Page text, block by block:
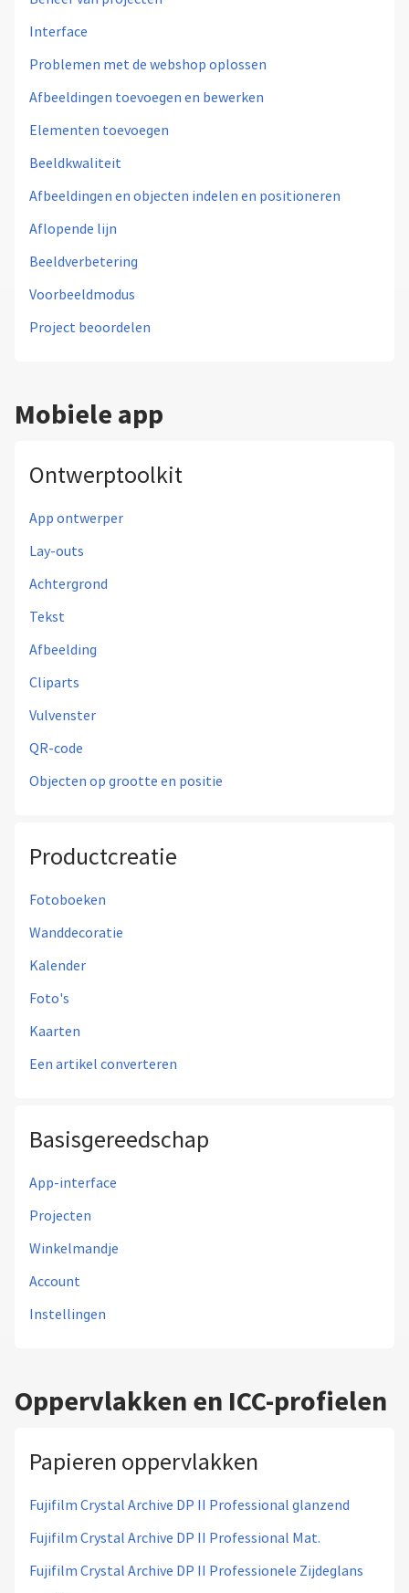
Interface
Problemen met de webshop oplossen
Afbeeldingen toevoegen en bewerken
Elementen toevoegen
Beeldkwaliteit
Afbeeldingen en objecten indelen en positioneren
Aflopende lijn
Beeldverbetering
Voorbeeldmodus
Project beoordelen
Mobiele app
Ontwerptoolkit
App ontwerper
Lay-outs
Achtergrond
Tekst
Afbeelding
Cliparts
Vulvenster
QR-code
Objecten op grootte en positie
Productcreatie
Fotoboeken
Wanddecoratie
Kalender
Foto's
Kaarten
Een artikel converteren
Basisgereedschap
App-interface
Projecten
Winkelmandje
Account
Instellingen
Oppervlakken en ICC-profielen
Papieren oppervlakken
Fujifilm Crystal Archive DP II Professional glanzend
Fujifilm Crystal Archive DP II Professional Mat.
Fujifilm Crystal Archive DP II Professionele Zijdeglans